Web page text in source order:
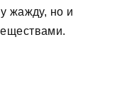
жажду, но и